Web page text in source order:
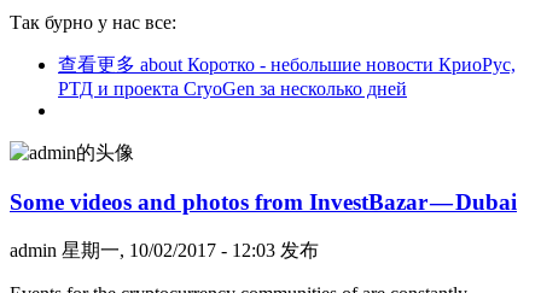
Так бурно у нас все:
查看更多 about Коротко - небольшие новости КриоРус,
РТД и проекта CryoGen за несколько дней
Some videos and photos from InvestBazar — Dubai
admin 星期一, 10/02/2017 - 12:03 发布